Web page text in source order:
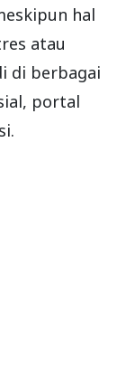
hal
atau
di berbagai
portal